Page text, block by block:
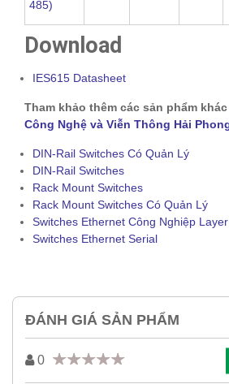
485)
Download
IES615 Datasheet
Tham khảo thêm các sản phẩm
Công Nghệ và Viễn Thông Hải
DIN-Rail Switches Có Quản Lý
DIN-Rail Switches
Rack Mount Switches
Rack Mount Switches Có Quản Lý
Switches Ethernet Công Nghiệp
Switches Ethernet Serial
ĐÁNH GIÁ SẢN PHẨM
0